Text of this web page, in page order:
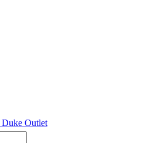
Duke Outlet